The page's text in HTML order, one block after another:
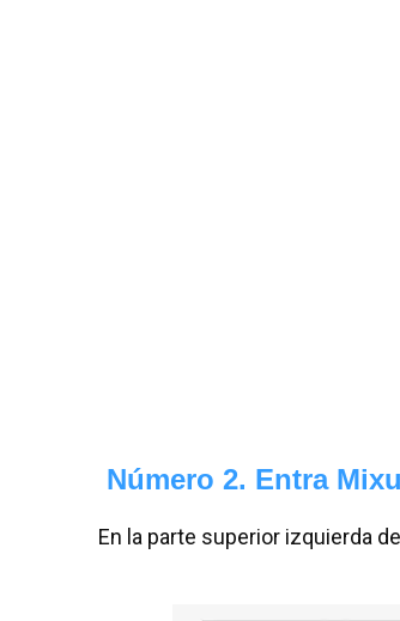
Número 2. Entra
En la parte superior izquierda